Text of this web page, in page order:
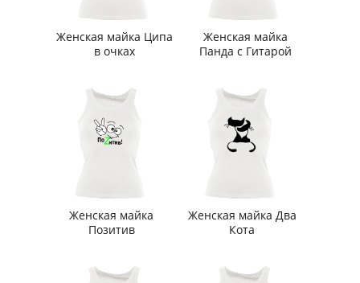
Женская майка Ципа
в очках
Женская майка
Панда с Гитарой
Женская майка
Позитив
Женская майка Два
Кота